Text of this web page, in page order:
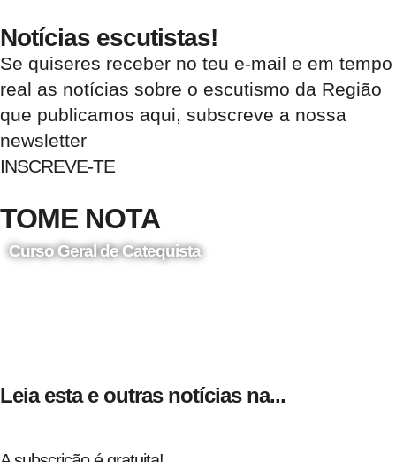
Notícias escutistas!
Se quiseres receber no teu e-mail e em tempo
real as notícias sobre o escutismo da Região
que publicamos aqui, subscreve a nossa
newsletter
INSCREVE-TE
TOME NOTA
Curso Geral de Catequista
Leia esta e outras notícias na...